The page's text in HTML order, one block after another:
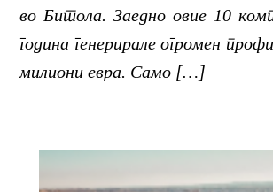
во Битола. Заедно овие 10
година генерирале огромен
милиони евра. Само […]